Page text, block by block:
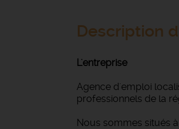
Description
L'entreprise
Agence d'emploi
professionnels de la
Nous sommes situés